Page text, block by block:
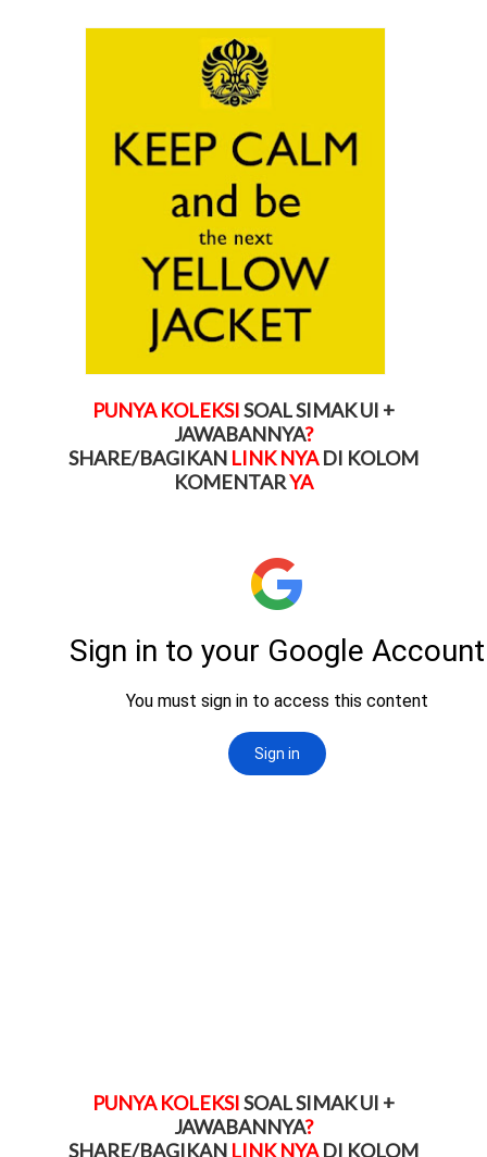
PUNYA KOLEKSISOAL SIMAK UI +
JAWABANNYA?
SHARE/BAGIKAN LINK NYADI KOLOM
KOMENTARYA
PUNYA KOLEKSISOAL SIMAK UI +
JAWABANNYA?
SHARE/BAGIKAN LINK NYADI KOLOM